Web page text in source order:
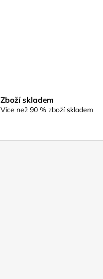
Zboží skladem
Více než 90 % zboží skladem